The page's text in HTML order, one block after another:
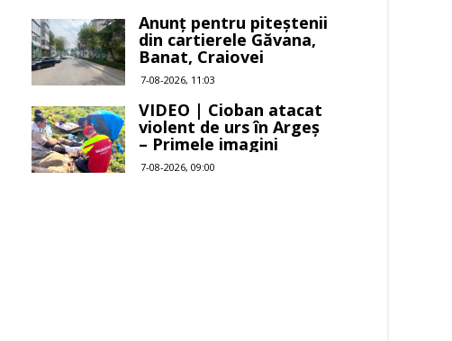
Anunț pentru piteștenii
din cartierele Găvana,
Banat, Craiovei
7-08-2026, 11:03
VIDEO | Cioban atacat
violent de urs în Argeș
– Primele imagini
7-08-2026, 09:00